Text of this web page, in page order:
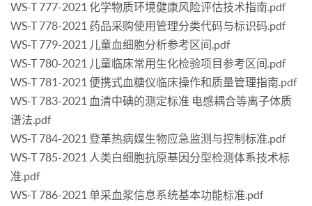
WS-T 777-2021 化学物质环境健康风险评估技术指南.pdf
WS-T 778-2021 药品采购使用管理分类代码与标识码.pdf
WS-T 779-2021 儿童血细胞分析参考区间.pdf
WS-T 780-2021 儿童临床常用生化检验项目参考区间.pdf
WS-T 781-2021 便携式血糖仪临床操作和质量管理指南.pdf
WS-T 783-2021 血清中碘的测定标准 电感耦合等离子体质
谱法.pdf
WS-T 784-2021 登革热病媒生物应急监测与控制标准.pdf
WS-T 785-2021 人类白细胞抗原基因分型检测体系技术标
准.pdf
WS-T 786-2021 单采血浆信息系统基本功能标准.pdf